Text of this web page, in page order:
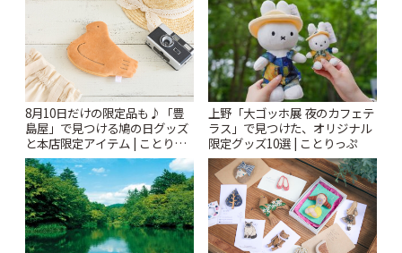
8月10日だけの限定品も♪「豊
島屋」で見つける鳩の日グッズ
と本店限定アイテム | ことりっ
ぷ
上野「大ゴッホ展 夜のカフェテ
ラス」で見つけた、オリジナル
限定グッズ10選 | ことりっぷ